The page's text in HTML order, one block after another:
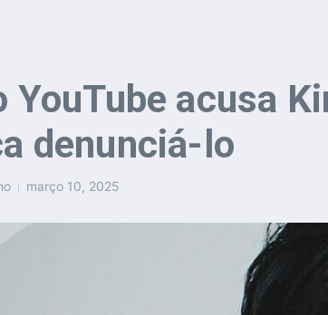
YouTube acusa
denunciá-lo
março 10, 2025